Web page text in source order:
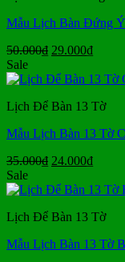
Mẫu Lịch Bàn Đứng
50.000₫ Giá
là:
29.000₫Giá
tại
Sale
Lịch Để Bàn 13 Tờ
Mẫu Lịch Bàn 13 Tờ
35.000₫ Giá
là:
24.000₫Giá
tại
Sale
Lịch Để Bàn 13 Tờ
Mẫu Lịch Bàn 13 Tờ